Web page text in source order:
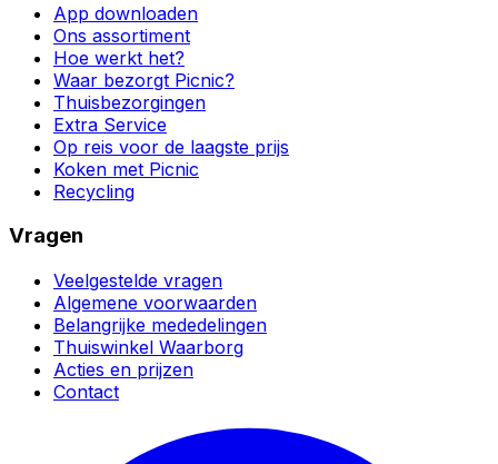
App downloaden
Ons assortiment
Hoe werkt het?
Waar bezorgt Picnic?
Thuisbezorgingen
Extra Service
Op reis voor de laagste prijs
Koken met Picnic
Recycling
Vragen
Veelgestelde vragen
Algemene voorwaarden
Belangrijke mededelingen
Thuiswinkel Waarborg
Acties en prijzen
Contact